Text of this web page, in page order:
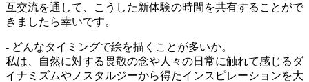
互交流を通して、こうした新体験の時間を共有することがで
きましたら幸いです。
- どんなタイミングで絵を描くことが多いか。
私は、自然に対する畏敬の念や人々の日常に触れて感じるダ
イナミズムやノスタルジーから得たインスピレーションを大